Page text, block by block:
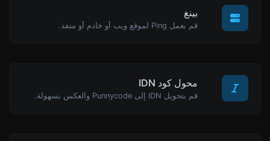
بينغ
قم بعمل Ping لموقع ويب أو خادم أو منفذ.
محول كود IDN
قم بتحويل IDN إلى Punnycode والعكس بسهولة.